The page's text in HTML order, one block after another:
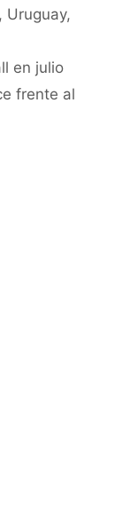
, Uruguay,
en julio
frente al